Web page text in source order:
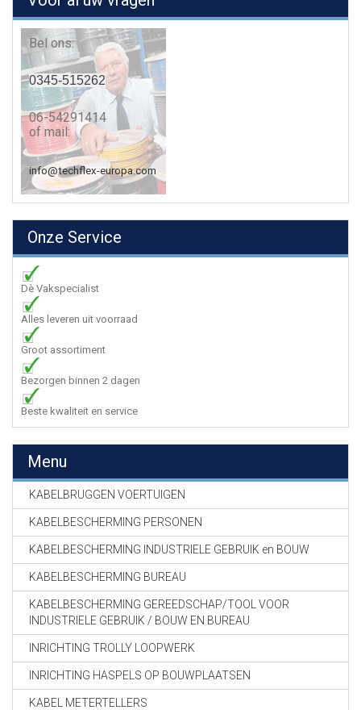
Bel ons:
0345-515262
06-54291414
of mail:
info@techflex-europa.com
Onze Service
Dè Vakspecialist
Alles leveren uit voorraad
Groot assortiment
Bezorgen binnen 2 dagen
Beste kwaliteit en service
Menu
KABELBRUGGEN VOERTUIGEN
KABELBESCHERMING PERSONEN
KABELBESCHERMING INDUSTRIELE GEBRUIK en BOUW
KABELBESCHERMING BUREAU
KABELBESCHERMING GEREEDSCHAP/TOOL VOOR
INDUSTRIELE GEBRUIK / BOUW EN BUREAU
INRICHTING TROLLY LOOPWERK
INRICHTING HASPELS OP BOUWPLAATSEN
KABEL METERTELLERS